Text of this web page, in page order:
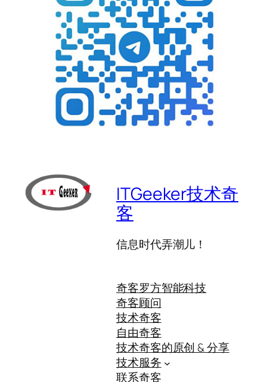
ITGeeker技术奇
客
信息时代弄潮儿！
奇客罗方智能科技
奇客顾问
技术奇客
自由奇客
技术奇客的原创 & 分享
技术服务
联系奇客